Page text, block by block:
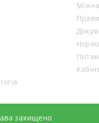
захищено